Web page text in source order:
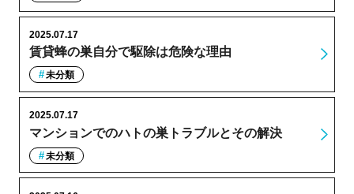
賃貸蜂の巣自分で駆除は危険な理由
2025.07.17
未分類
マンションでのハトの巣トラブルとその解決
2025.07.17
未分類